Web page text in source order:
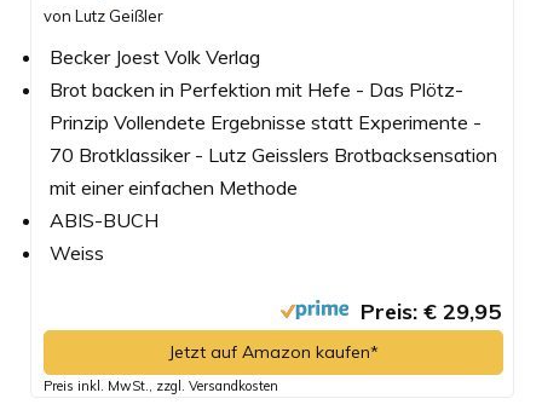
von Lutz Geißler
Becker Joest Volk Verlag
Brot backen in Perfektion mit Hefe - Das Plötz-
Prinzip Vollendete Ergebnisse statt Experimente -
70 Brotklassiker - Lutz Geisslers Brotbacksensation
mit einer einfachen Methode
ABIS-BUCH
Weiss
Preis: € 29,95
Jetzt auf Amazon kaufen*
Preis inkl. MwSt., zzgl. Versandkosten